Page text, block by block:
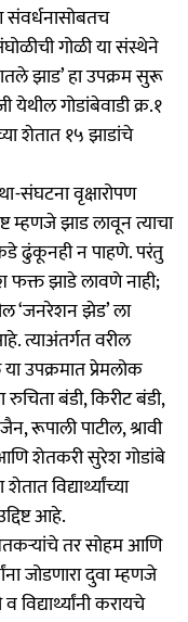
संवर्धनासोबतच
गोळी या संस्थेने
झाड’ हा उपक्रम सुरू
येथील गोडांबेवाडी क्र.१
शेतात १५ झाडांचे
संघटना वृक्षारोपण
म्हणजे झाड लावून त्याचा
ढुंकूनही न पाहणे. परंतु
फक्त झाडे लावणे नाही;
‘जनरेशन झेड’ ला
त्याअंतर्गत वरील
उपक्रमात प्रेमलोक
रुचिता बंडी, किरीट बंडी,
रूपाली पाटील, श्रावी
शेतकरी सुरेश गोडांबे
विद्यार्थ्यांच्या
आहे.
तर सोहम आणि
जोडणारा दुवा म्हणजे
करायचे